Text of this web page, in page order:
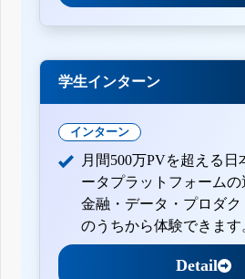
学生インターン
インターン
月間500万PVを超える
ータプラットフォームの
金融・データ・プロダ
のうちから体験できます
Detail